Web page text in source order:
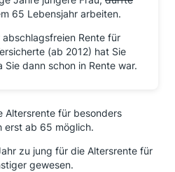
65 Lebensjahr arbeiten.
Rente für
(ab 2012) hat Sie
dann schon in Rente war.
Altersrente für besonders
erst ab 65 möglich.
zu jung für die Altersrente für
gewesen.